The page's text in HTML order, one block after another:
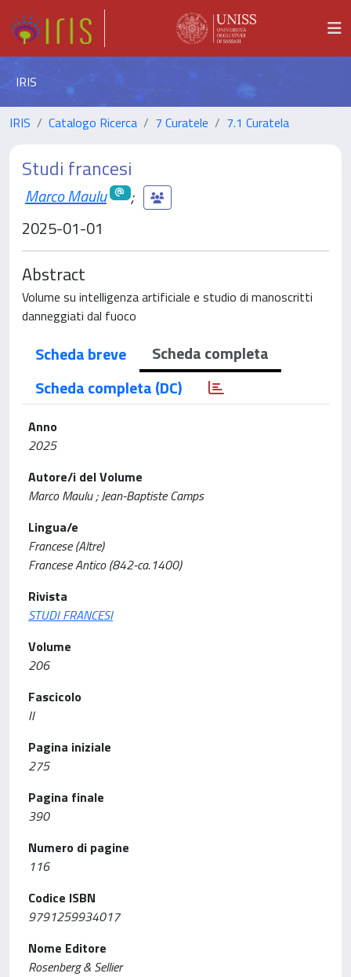
IRIS
IRIS Catalogo Ricerca 7 Curatele 7.1 Curatela
Studi francesi
Marco Maulu
;
2025-01-01
Abstract
Volume su intelligenza artificiale e studio di manoscritti
danneggiati dal fuoco
Scheda breve
Scheda completa
Scheda completa (DC)
Anno
2025
Autore/i del Volume
Marco Maulu ; Jean-Baptiste Camps
Lingua/e
Francese (Altre)
Francese Antico (842-ca.1400)
Rivista
STUDI FRANCESI
Volume
206
Fascicolo
II
Pagina iniziale
275
Pagina finale
390
Numero di pagine
116
Codice ISBN
9791259934017
Nome Editore
Rosenberg & Sellier